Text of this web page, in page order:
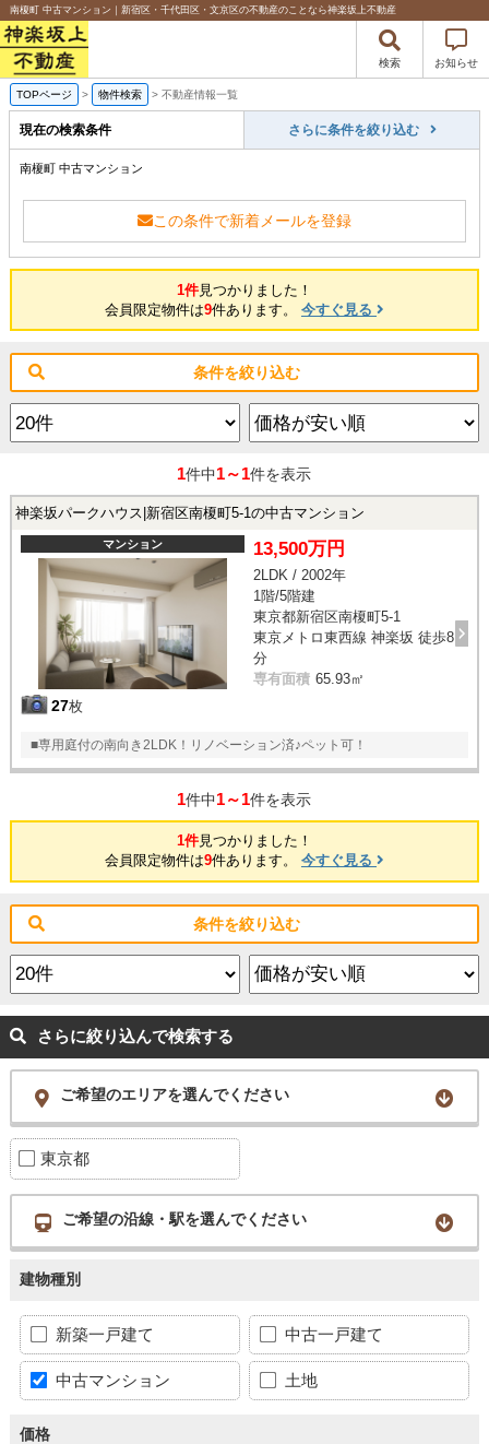
南榎町 中古マンション｜新宿区・千代田区・文京区の不動産のことなら神楽坂上不動産
検索 お知らせ
TOPページ > 物件検索 > 不動産情報一覧
現在の検索条件 さらに条件を絞り込む
南榎町 中古マンション
この条件で新着メールを登録
1件見つかりました！
会員限定物件は9件あります。 今すぐ見る
条件を絞り込む
1件中1～1件を表示
神楽坂パークハウス|新宿区南榎町5-1の中古マンション
マンション
27枚
13,500万円
2LDK / 2002年
1階/5階建
東京都新宿区南榎町5-1
東京メトロ東西線 神楽坂 徒歩8
分
専有面積 65.93㎡
■専用庭付の南向き2LDK！リノベーション済♪ペット可！
1件中1～1件を表示
1件見つかりました！
会員限定物件は9件あります。 今すぐ見る
条件を絞り込む
さらに絞り込んで検索する
ご希望のエリアを選んでください
東京都
ご希望の沿線・駅を選んでください
建物種別
新築一戸建て 中古一戸建て
中古マンション 土地
価格